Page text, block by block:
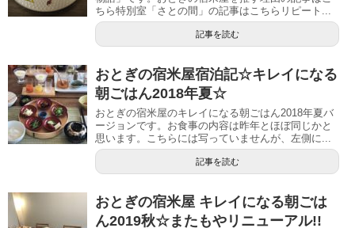
ちら特別室「さとの間」の記事はこちらリピート...
記事を読む
おとぎの宿米屋宿泊記☆キレイになる
朝ごはん2018年夏☆
おとぎの宿米屋のキレイになる朝ごはん2018年夏バ
ージョンです。お食事の内容は昨年とほぼ同じかと
思います。こちらには写っていませんが、左側に...
記事を読む
おとぎの宿米屋 キレイになる朝ごは
ん2019秋☆またもやリニューアル!!